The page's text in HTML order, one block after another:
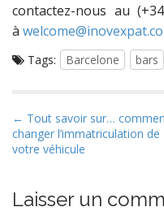
contactez-nous au
à
Tags: Barcelone bars
P
o
s
n
← Tout savoir sur…
changer l’immatriculation de
votre véhicule
Laisser un